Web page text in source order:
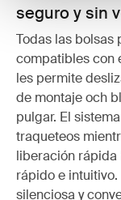
seguro y sin
Todas las bolsas
compatibles con
les permite
de montaje och
pulgar. El
traqueteos
liberación rápida
rápido e
silenciosa y